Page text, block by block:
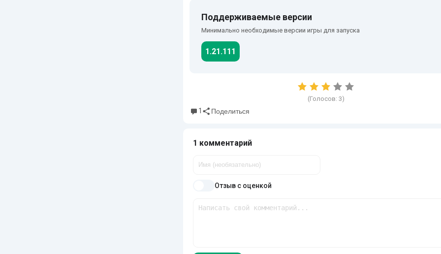
Поддерживаемые версии
Минимально необходимые версии игры для запуска
1.21.111
(Голосов: 3)
1 Поделиться
1 комментарий
Отзыв с оценкой